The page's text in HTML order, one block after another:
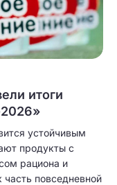
итоги
устойчивым
продукты с
рациона и
повседневной